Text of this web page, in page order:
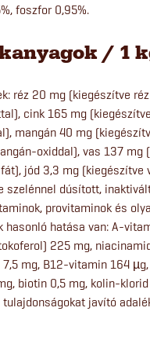
foszfor 0,95%.
/ 1
réz 20 mg (kiegészítve
cink 165 mg
mangán 40 mg
oxiddal), vas 137
jód 3,3 mg
szelénnel dúsított,
provitaminok és
hasonló hatása van: A-
225 mg,
mg, B12-vitamin 164
biotin 0,5 mg, kolin-
tulajdonságokat javító